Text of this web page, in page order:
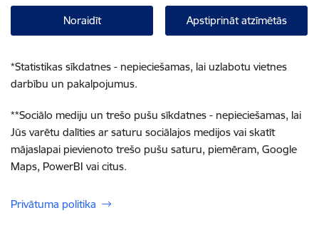
Noraidīt Apstiprināt atzīmētās
*Statistikas sīkdatnes - nepieciešamas, lai uzlabotu vietnes
darbību un pakalpojumus.
**Sociālo mediju un trešo pušu sīkdatnes - nepieciešamas, lai
Jūs varētu dalīties ar saturu sociālajos medijos vai skatīt
mājaslapai pievienoto trešo pušu saturu, piemēram, Google
Maps, PowerBI vai citus.
Privātuma politika